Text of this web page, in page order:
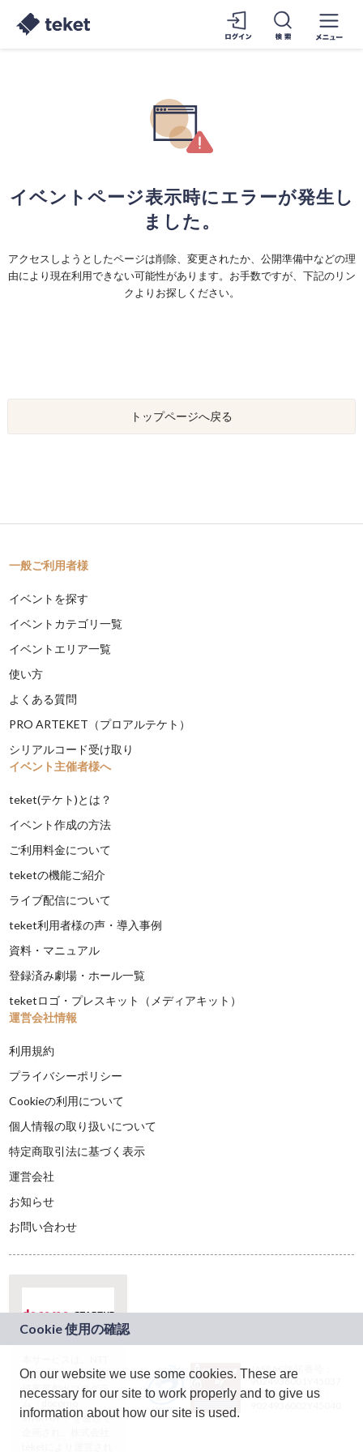
イベントページ表示時にエラーが発生し
ました。
アクセスしようとしたページは削除、変更されたか、公開準備中などの理
由により現在利用できない可能性があります。お手数ですが、下記のリン
クよりお探しください。
トップページへ戻る
一般ご利用者様
イベントを探す
イベントカテゴリ一覧
イベントエリア一覧
使い方
よくある質問
PRO ARTEKET（プロアルテケト）
シリアルコード受け取り
イベント主催者様へ
teket(テケト)とは？
イベント作成の方法
ご利用料金について
teketの機能ご紹介
ライブ配信について
teket利用者様の声・導入事例
資料・マニュアル
登録済み劇場・ホール一覧
teketロゴ・プレスキット（メディアキット）
運営会社情報
利用規約
プライバシーポリシー
Cookieの利用について
個人情報の取り扱いについて
特定商取引法に基づく表示
運営会社
お知らせ
お問い合わせ
ドコモグループの新
規事業創出プログラ
ム「docomo
STARTUP」を通じて
JASRAC許諾番号：
9024936001Y45037
JASRAC許諾番号：
On our website we use some cookies. These are
necessary for our site to work properly and to give us
information about how our site is used.